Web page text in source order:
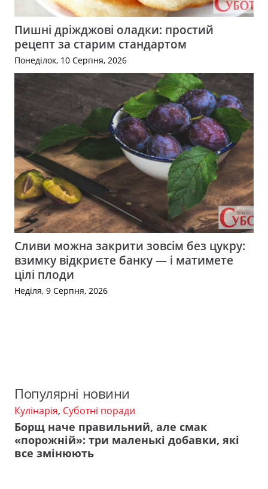
Пишні дріжджові оладки: простий
рецепт за старим стандартом
Понеділок, 10 Серпня, 2026
Сливи можна закрити зовсім без цукру:
взимку відкриєте банку — і матимете
цілі плоди
Неділя, 9 Серпня, 2026
Популярні новини
Кулінарія, Суботні поради
Борщ наче правильний, але смак
«порожній»: три маленькі добавки, які
все змінюють